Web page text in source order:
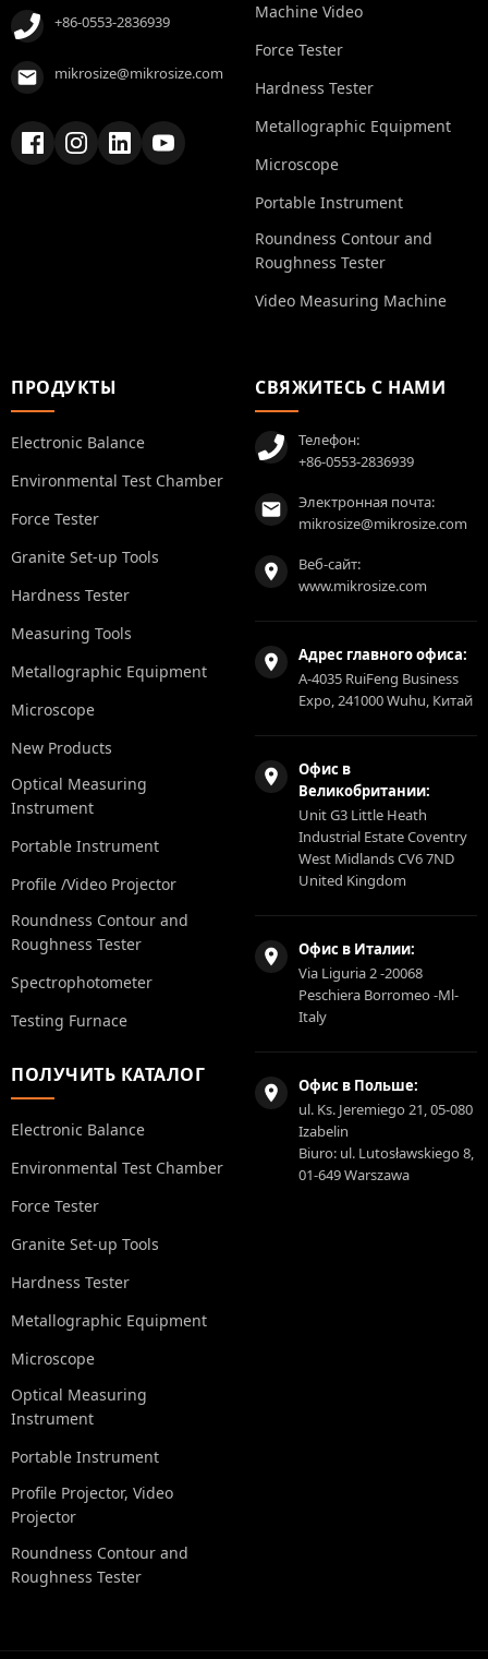
+86-0553-2836939
mikrosize@mikrosize.com
Machine Video
Force Tester
Hardness Tester
Metallographic Equipment
Microscope
Portable Instrument
Roundness Contour and
Roughness Tester
Video Measuring Machine
ПРОДУКТЫ
Electronic Balance
Environmental Test Chamber
Force Tester
Granite Set-up Tools
Hardness Tester
Measuring Tools
Metallographic Equipment
Microscope
New Products
Optical Measuring
Instrument
Portable Instrument
Profile /Video Projector
Roundness Contour and
Roughness Tester
Spectrophotometer
Testing Furnace
ПОЛУЧИТЬ КАТАЛОГ
Electronic Balance
Environmental Test Chamber
Force Tester
Granite Set-up Tools
Hardness Tester
Metallographic Equipment
Microscope
Optical Measuring
Instrument
Portable Instrument
Profile Projector, Video
Projector
Roundness Contour and
Roughness Tester
СВЯЖИТЕСЬ С НАМИ
Телефон:
+86-0553-2836939
Электронная почта:
mikrosize@mikrosize.com
Веб-сайт:
www.mikrosize.com
Адрес главного офиса:
A-4035 RuiFeng Business
Expo, 241000 Wuhu, Китай
Офис в
Великобритании:
Unit G3 Little Heath
Industrial Estate Coventry
West Midlands CV6 7ND
United Kingdom
Офис в Италии:
Via Liguria 2 -20068
Peschiera Borromeo -Ml-
Italy
Офис в Польше:
ul. Ks. Jeremiego 21, 05-080
Izabelin
Biuro: ul. Lutosławskiego 8,
01-649 Warszawa